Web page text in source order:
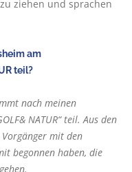
ziehen und sprachen
am
teil?
nach meinen
NATUR“ teil. Aus den
mit den
begonnen haben, die